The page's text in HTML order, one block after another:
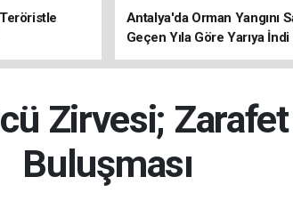
Antalya'da Orman Yangını
Geçen Yıla Göre Yarıya İndi
Zirvesi;
Buluşması